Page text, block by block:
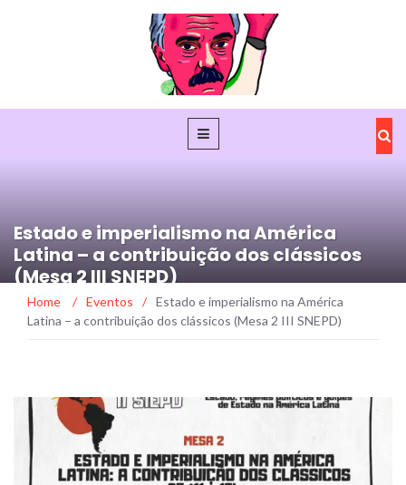
Estado e imperialismo na América
Latina – a contribuição dos clássicos
(Mesa 2 III SNEPD)
Home / Eventos / Estado e imperialismo na América
Latina – a contribuição dos clássicos (Mesa 2 III SNEPD)